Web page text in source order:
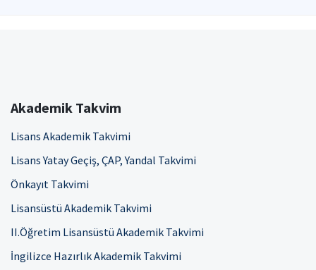
Akademik Takvim
Lisans Akademik Takvimi
Lisans Yatay Geçiş, ÇAP, Yandal Takvimi
Önkayıt Takvimi
Lisansüstü Akademik Takvimi
II.Öğretim Lisansüstü Akademik Takvimi
İngilizce Hazırlık Akademik Takvimi